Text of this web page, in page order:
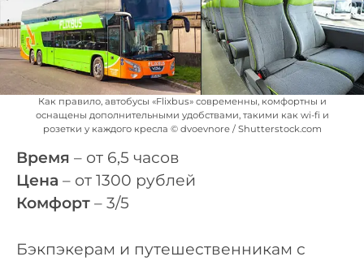
Как правило, автобусы «Flixbus» современны, комфортны и
оснащены дополнительными удобствами, такими как wi-fi и
розетки у каждого кресла © dvoevnore / Shutterstock.com
Время – от 6,5 часов
Цена – от 1300 рублей
Комфорт – 3/5
Бэкпэкерам и путешественникам с